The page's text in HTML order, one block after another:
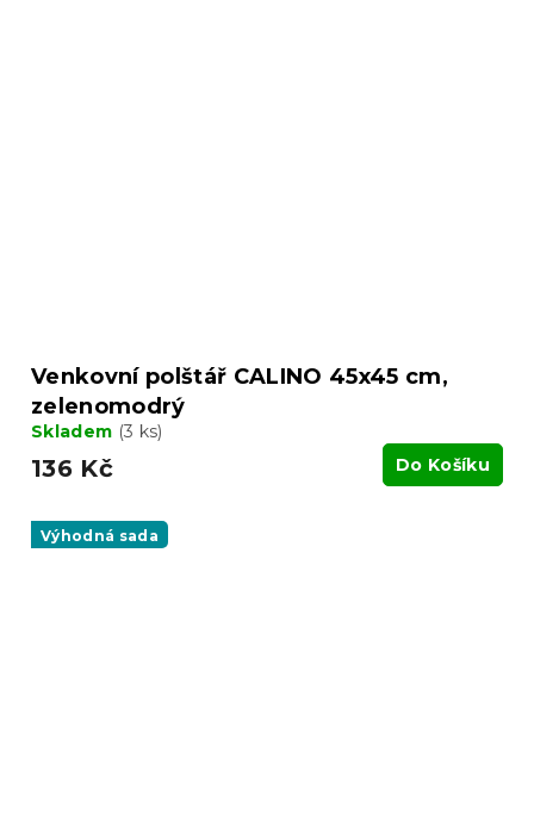
Venkovní polštář CALINO 45x45 cm,
zelenomodrý
Skladem (3 ks)
136 Kč Do Košíku
Výhodná sada